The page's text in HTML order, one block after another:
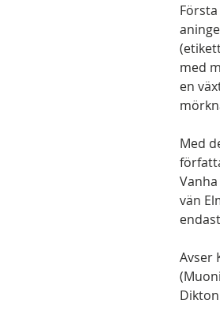
med
en
Med
vän
Avser